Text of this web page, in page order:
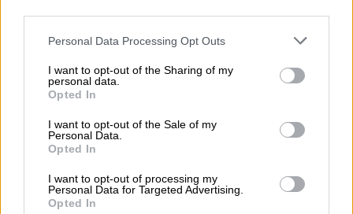
Please note that this website/app uses one or more Google
not limited to your visit or usage behaviour. You may click to
grant or deny consent to Google and its third-party tags to
use your data for below specified purposes in below Google
consent section.
Personal Data Processing Opt Outs
I want to opt-out of the Sharing of my
personal data.
Opted In
I want to opt-out of the Sale of my
Personal Data.
Opted In
I want to opt-out of processing my
Personal Data for Targeted Advertising.
Opted In
Πανεπιστημιακή Αστυνομία: Τι είχε
προηγηθεί
Υπενθυμίζεται ότι ο υπουργός Προστασίας
του Πολίτη Νότης Μηταράκης, σε
ενημέρωση που έκανε σήμερα στους
διαπιστευμένουςδημοσιογράφους
ενημέρωσε ότι οι περίπου 1000 αστυνομικοί